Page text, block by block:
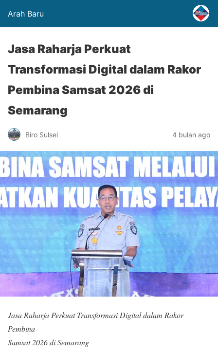
Arah Baru
Jasa Raharja Perkuat
Transformasi Digital dalam Rakor
Pembina Samsat 2026 di
Semarang
Biro Sulsel 4 bulan ago
Jasa Raharja Perkuat Transformasi Digital dalam Rakor
Pembina
Samsat 2026 di Semarang